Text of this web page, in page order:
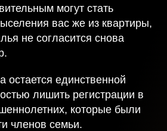
могут стать
вас же из квартиры,
не согласится снова
остается единственной
лишить регистрации в
которые были
членов семьи.